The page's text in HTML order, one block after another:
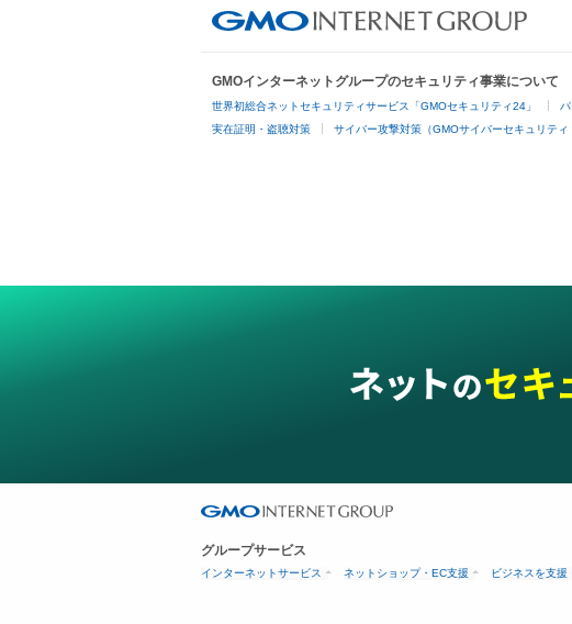
GMOインターネットグループのセキュリティ事業について
世界初総合ネットセキュリティサービス「GMOセキュリティ24」
実在証明・盗聴対策 サイバー攻撃対策（GMOサイバーセキュリティ
グループサービス
インターネットサービス ネットショップ・EC支援 ビジネスを支援